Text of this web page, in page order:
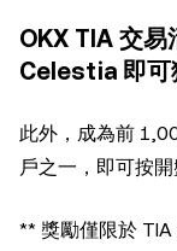
OKX TIA 交
Celestia 即
此外，成為前
戶之一，即可按
** 獎勵僅限於